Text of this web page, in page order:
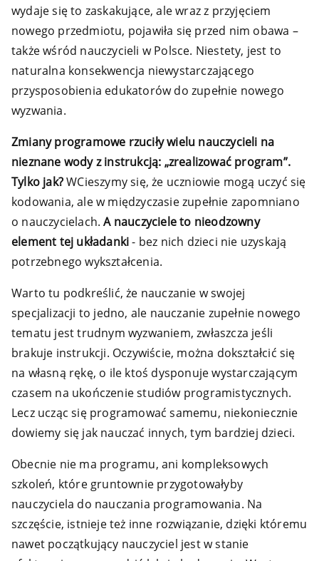
wydaje się to zaskakujące, ale wraz z przyjęciem
nowego przedmiotu, pojawiła się przed nim obawa –
także wśród nauczycieli w Polsce. Niestety, jest to
naturalna konsekwencja niewystarczającego
przysposobienia edukatorów do zupełnie nowego
wyzwania.
Zmiany programowe rzuciły wielu nauczycieli na
nieznane wody z instrukcją: „zrealizować program”.
Tylko jak?WCieszymy się, że uczniowie mogą uczyć się
kodowania, ale w międzyczasie zupełnie zapomniano
o nauczycielach.A nauczyciele to nieodzowny
element tej układanki- bez nich dzieci nie uzyskają
potrzebnego wykształcenia.
Warto tu podkreślić, że nauczanie w swojej
specjalizacji to jedno, ale nauczanie zupełnie nowego
tematu jest trudnym wyzwaniem, zwłaszcza jeśli
brakuje instrukcji. Oczywiście, można dokształcić się
na własną rękę, o ile ktoś dysponuje wystarczającym
czasem na ukończenie studiów programistycznych.
Lecz ucząc się programować samemu, niekoniecznie
dowiemy się jak nauczać innych, tym bardziej dzieci.
Obecnie nie ma programu, ani kompleksowych
szkoleń, które gruntownie przygotowałyby
nauczyciela do nauczania programowania. Na
szczęście, istnieje też inne rozwiązanie, dzięki któremu
nawet początkujący nauczyciel jest w stanie